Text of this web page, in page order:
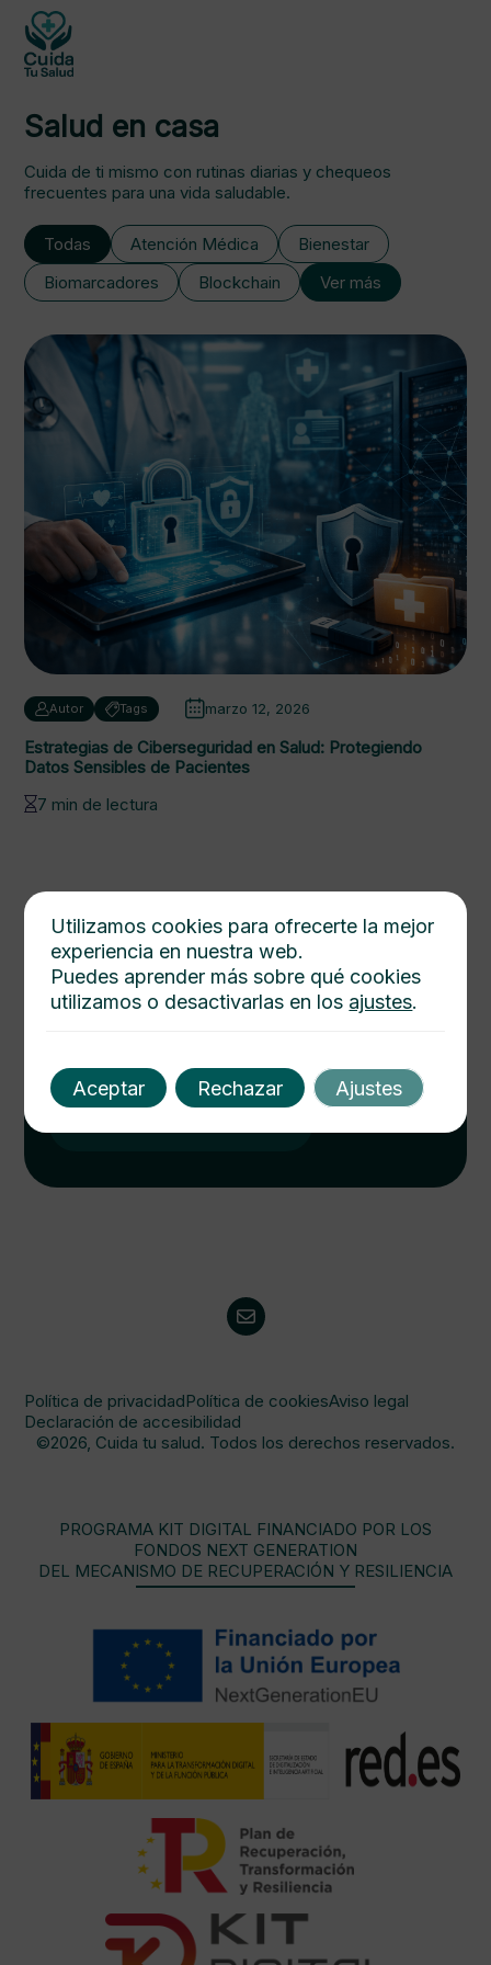
Salud en casa
Cuida de ti mismo con rutinas diarias y chequeos
frecuentes para una vida saludable.
Todas Atención Médica
Bienestar
Biomarcadores
Blockchain Ver más
Autor Tags marzo 12, 2026
Estrategias de Ciberseguridad en Salud: Protegiendo
Datos Sensibles de Pacientes
7 min de lectura
Cuida tu salud hoy
consejos médicos. Salud integral al alcance de un
click. Consulta y protege a tu familia.
Política de privacidadPolítica de cookiesAviso legal
Declaración de accesibilidad
©2026, Cuida tu salud. Todos los derechos reservados.
PROGRAMA KIT DIGITAL FINANCIADO POR LOS
FONDOS NEXT GENERATION
DEL MECANISMO DE RECUPERACIÓN Y RESILIENCIA
Utilizamos cookies para ofrecerte la mejor
experiencia en nuestra web.
Puedes aprender más sobre qué cookies
utilizamos o desactivarlas en los ajustes.
Aceptar Rechazar Ajustes